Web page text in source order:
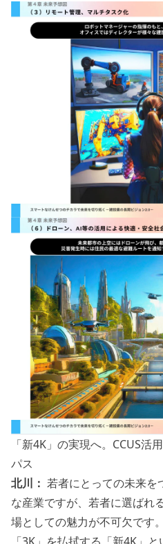
「新4K」の実現へ。CCUS活
パス
北川： 若者にとっての未来を
な産業ですが、若者に選ばれ
場としての魅力が不可欠です